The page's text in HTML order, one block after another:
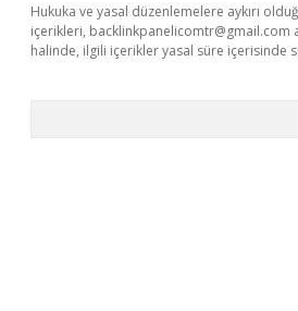
Hukuka ve yasal düzenlemelere aykırı
içerikleri, backlinkpanelicomtr@gmail.com
halinde, ilgili içerikler yasal süre içerisinde